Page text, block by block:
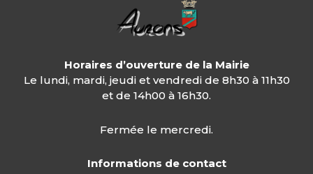
Horaires d’ouverture de la Mairie
Le lundi, mardi, jeudi et vendredi de 8h30 à 11h30
et de 14h00 à 16h30.
Fermée le mercredi.
Informations de contact